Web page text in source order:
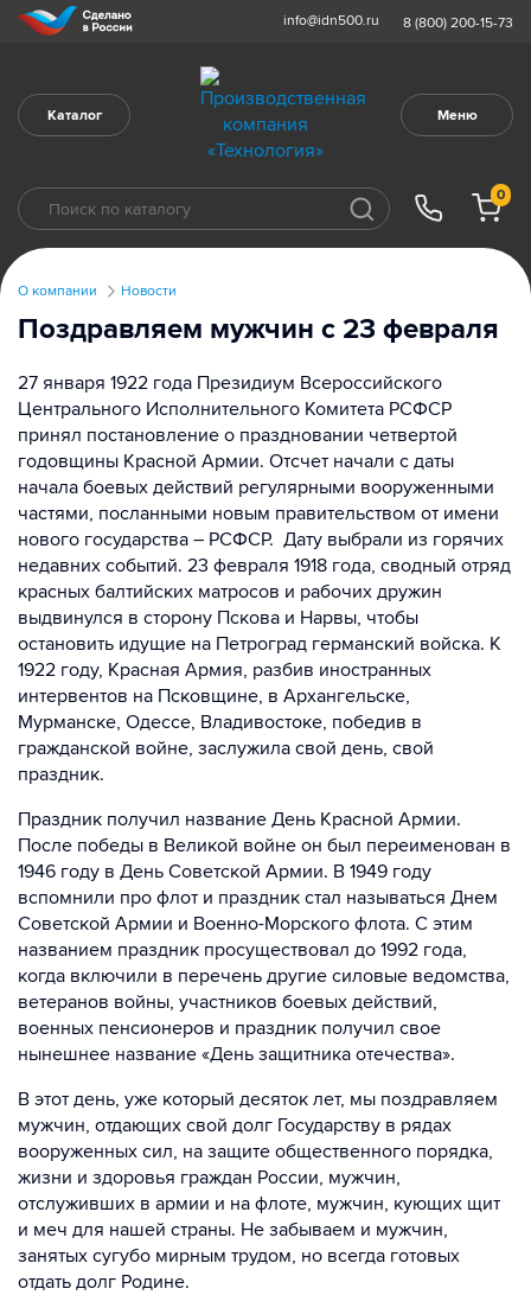
info@idn500.ru 8 (800) 200-15-73
Каталог Меню
0
О компании Новости
Поздравляем мужчин с 23 февраля
27 января 1922 года Президиум Всероссийского
Центрального Исполнительного Комитета РСФСР
принял постановление о праздновании четвертой
годовщины Красной Армии. Отсчет начали с даты
начала боевых действий регулярными вооруженными
частями, посланными новым правительством от имени
нового государства – РСФСР. Дату выбрали из горячих
недавних событий. 23 февраля 1918 года, сводный отряд
красных балтийских матросов и рабочих дружин
выдвинулся в сторону Пскова и Нарвы, чтобы
остановить идущие на Петроград германский войска. К
1922 году, Красная Армия, разбив иностранных
интервентов на Псковщине, в Архангельске,
Мурманске, Одессе, Владивостоке, победив в
гражданской войне, заслужила свой день, свой
праздник.
Праздник получил название День Красной Армии.
После победы в Великой войне он был переименован в
1946 году в День Советской Армии. В 1949 году
вспомнили про флот и праздник стал называться Днем
Советской Армии и Военно-Морского флота. С этим
названием праздник просуществовал до 1992 года,
когда включили в перечень другие силовые ведомства,
ветеранов войны, участников боевых действий,
военных пенсионеров и праздник получил свое
нынешнее название «День защитника отечества».
В этот день, уже который десяток лет, мы поздравляем
мужчин, отдающих свой долг Государству в рядах
вооруженных сил, на защите общественного порядка,
жизни и здоровья граждан России, мужчин,
отслуживших в армии и на флоте, мужчин, кующих щит
и меч для нашей страны. Не забываем и мужчин,
занятых сугубо мирным трудом, но всегда готовых
отдать долг Родине.